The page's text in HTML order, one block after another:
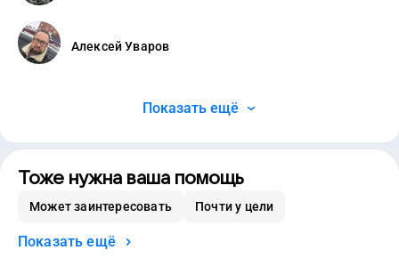
Алексей Уваров
Показать ещё
Тоже нужна ваша помощь
Может заинтересовать Почти у цели
Показать ещё